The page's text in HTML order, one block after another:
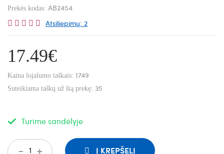
Prekės kodas: AB2454
Atsiliepimų: 2
17.49€
Kaina lojalumo taškais: 1749
Suteikiama taškų už šią prekę: 35
Turime sandėlyje
+
- Į KREPŠELĮ